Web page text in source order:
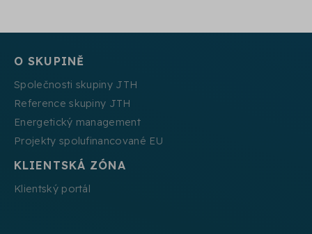
O SKUPINĚ
Společnosti skupiny JTH
Reference skupiny JTH
Energetický management
Projekty spolufinancované EU
KLIENTSKÁ ZÓNA
Klientský portál